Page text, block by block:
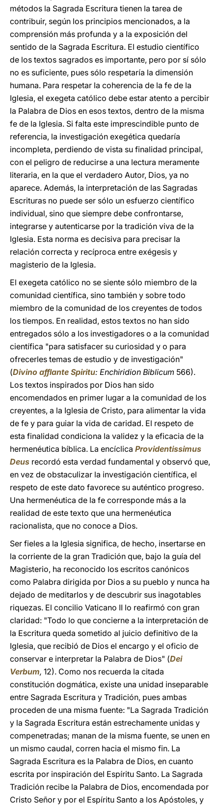
métodos la Sagrada Escritura tienen la tarea de
contribuir, según los principios mencionados, a la
comprensión más profunda y a la exposición del
sentido de la Sagrada Escritura. El estudio científico
de los textos sagrados es importante, pero por sí sólo
no es suficiente, pues sólo respetaría la dimensión
humana. Para respetar la coherencia de la fe de la
Iglesia, el exegeta católico debe estar atento a percibir
la Palabra de Dios en esos textos, dentro de la misma
fe de la Iglesia. Si falta este imprescindible punto de
referencia, la investigación exegética quedaría
incompleta, perdiendo de vista su finalidad principal,
con el peligro de reducirse a una lectura meramente
literaria, en la que el verdadero Autor, Dios, ya no
aparece. Además, la interpretación de las Sagradas
Escrituras no puede ser sólo un esfuerzo científico
individual, sino que siempre debe confrontarse,
integrarse y autenticarse por la tradición viva de la
Iglesia. Esta norma es decisiva para precisar la
relación correcta y recíproca entre exégesis y
magisterio de la Iglesia.
El exegeta católico no se siente sólo miembro de la
comunidad científica, sino también y sobre todo
miembro de la comunidad de los creyentes de todos
los tiempos. En realidad, estos textos no han sido
entregados sólo a los investigadores o a la comunidad
científica "para satisfacer su curiosidad y o para
ofrecerles temas de estudio y de investigación"
(Divino afflante Spiritu: Enchiridion Biblicum 566).
Los textos inspirados por Dios han sido
encomendados en primer lugar a la comunidad de los
creyentes, a la Iglesia de Cristo, para alimentar la vida
de fe y para guiar la vida de caridad. El respeto de
esta finalidad condiciona la validez y la eficacia de la
hermenéutica bíblica. La encíclica Providentissimus
Deus recordó esta verdad fundamental y observó que,
en vez de obstaculizar la investigación científica, el
respeto de este dato favorece su auténtico progreso.
Una hermenéutica de la fe corresponde más a la
realidad de este texto que una hermenéutica
racionalista, que no conoce a Dios.
Ser fieles a la Iglesia significa, de hecho, insertarse en
la corriente de la gran Tradición que, bajo la guía del
Magisterio, ha reconocido los escritos canónicos
como Palabra dirigida por Dios a su pueblo y nunca ha
dejado de meditarlos y de descubrir sus inagotables
riquezas. El concilio Vaticano II lo reafirmó con gran
claridad: "Todo lo que concierne a la interpretación de
la Escritura queda sometido al juicio definitivo de la
Iglesia, que recibió de Dios el encargo y el oficio de
conservar e interpretar la Palabra de Dios" (Dei
Verbum, 12). Como nos recuerda la citada
constitución dogmática, existe una unidad inseparable
entre Sagrada Escritura y Tradición, pues ambas
proceden de una misma fuente: "La Sagrada Tradición
y la Sagrada Escritura están estrechamente unidas y
compenetradas; manan de la misma fuente, se unen en
un mismo caudal, corren hacia el mismo fin. La
Sagrada Escritura es la Palabra de Dios, en cuanto
escrita por inspiración del Espíritu Santo. La Sagrada
Tradición recibe la Palabra de Dios, encomendada por
Cristo Señor y por el Espíritu Santo a los Apóstoles, y